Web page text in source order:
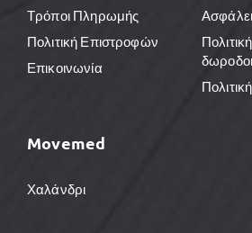
Τρόποι Πληρωμής
Πολιτική Επιστροφών
Επικοινωνία
Movemed
Χαλάνδρι